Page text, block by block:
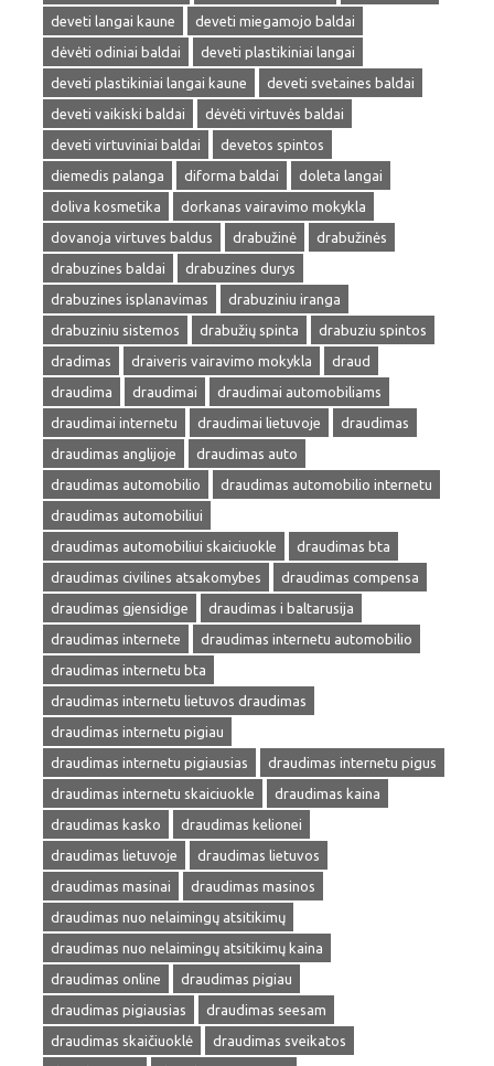
deveti langai kaune
deveti miegamojo baldai
dėvėti odiniai baldai
deveti plastikiniai langai
deveti plastikiniai langai kaune
deveti svetaines baldai
deveti vaikiski baldai
dėvėti virtuvės baldai
deveti virtuviniai baldai
devetos spintos
diemedis palanga
diforma baldai
doleta langai
doliva kosmetika
dorkanas vairavimo mokykla
dovanoja virtuves baldus
drabužinė
drabužinės
drabuzines baldai
drabuzines durys
drabuzines isplanavimas
drabuziniu iranga
drabuziniu sistemos
drabužių spinta
drabuziu spintos
dradimas
draiveris vairavimo mokykla
draud
draudima
draudimai
draudimai automobiliams
draudimai internetu
draudimai lietuvoje
draudimas
draudimas anglijoje
draudimas auto
draudimas automobilio
draudimas automobilio internetu
draudimas automobiliui
draudimas automobiliui skaiciuokle
draudimas bta
draudimas civilines atsakomybes
draudimas compensa
draudimas gjensidige
draudimas i baltarusija
draudimas internete
draudimas internetu automobilio
draudimas internetu bta
draudimas internetu lietuvos draudimas
draudimas internetu pigiau
draudimas internetu pigiausias
draudimas internetu pigus
draudimas internetu skaiciuokle
draudimas kaina
draudimas kasko
draudimas kelionei
draudimas lietuvoje
draudimas lietuvos
draudimas masinai
draudimas masinos
draudimas nuo nelaimingų atsitikimų
draudimas nuo nelaimingų atsitikimų kaina
draudimas online
draudimas pigiau
draudimas pigiausias
draudimas seesam
draudimas skaičiuoklė
draudimas sveikatos